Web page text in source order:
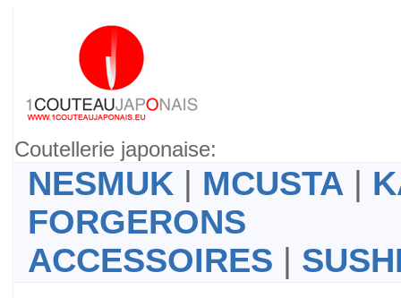
Coutellerie japonaise:
NESMUK MCUSTA
FORGERONS
ACCESSOIRES